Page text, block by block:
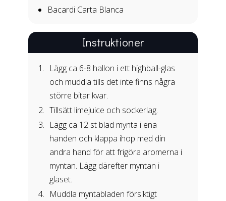
Bacardi Carta Blanca
Instruktioner
Lägg ca 6-8 hallon i ett highball-glas
och muddla tills det inte finns några
större bitar kvar.
Tillsätt limejuice och sockerlag.
Lägg ca 12 st blad mynta i ena
handen och klappa ihop med din
andra hand för att frigöra aromerna i
myntan. Lägg därefter myntan i
glaset.
Muddla myntabladen försiktigt